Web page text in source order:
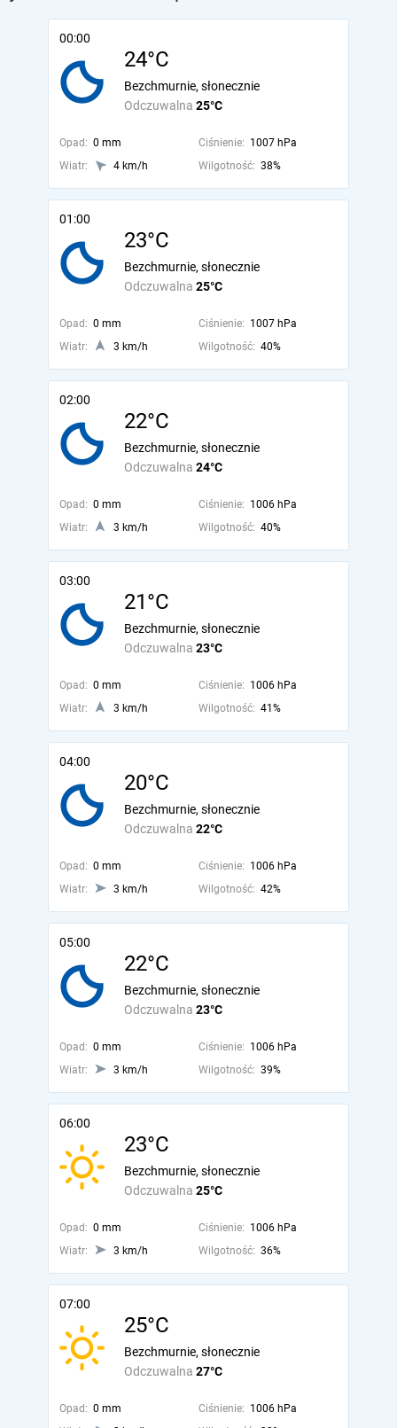
00:00
24°C
Odczuwalna 25°C
Bezchmurnie, słonecznie
Opad: 0 mm Ciśnienie: 1007 hPa
Wiatr:
4 km/h Wilgotność: 38%
01:00
23°C
Odczuwalna 25°C
Bezchmurnie, słonecznie
Opad: 0 mm Ciśnienie: 1007 hPa
Wiatr:
3 km/h Wilgotność: 40%
02:00
22°C
Odczuwalna 24°C
Bezchmurnie, słonecznie
Opad: 0 mm Ciśnienie: 1006 hPa
Wiatr:
3 km/h Wilgotność: 40%
03:00
21°C
Odczuwalna 23°C
Bezchmurnie, słonecznie
Opad: 0 mm Ciśnienie: 1006 hPa
Wiatr:
3 km/h Wilgotność: 41%
04:00
20°C
Odczuwalna 22°C
Bezchmurnie, słonecznie
Opad: 0 mm Ciśnienie: 1006 hPa
Wiatr:
3 km/h Wilgotność: 42%
05:00
22°C
Odczuwalna 23°C
Bezchmurnie, słonecznie
Opad: 0 mm Ciśnienie: 1006 hPa
Wiatr:
3 km/h Wilgotność: 39%
06:00
23°C
Odczuwalna 25°C
Bezchmurnie, słonecznie
Opad: 0 mm Ciśnienie: 1006 hPa
Wiatr:
3 km/h Wilgotność: 36%
07:00
25°C
Odczuwalna 27°C
Bezchmurnie, słonecznie
Opad: 0 mm Ciśnienie: 1006 hPa